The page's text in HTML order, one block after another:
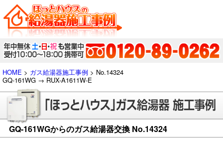
HOME > ガス給湯器施工事例 > No.14324
GQ-161WG → RUX-A1611W-E
GQ-161WGからのガス給湯器交換 No.14324